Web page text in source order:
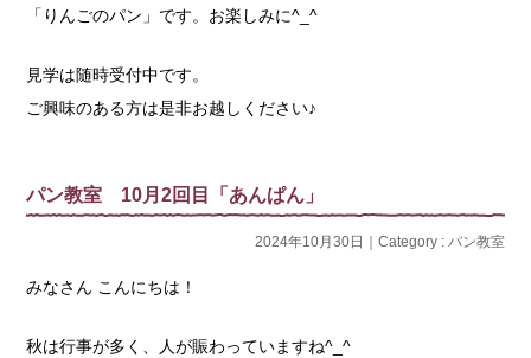
「りんごのパン」です。お楽しみに^_^
見学は随時受付中です。
ご興味のある方は是非お越しください♪
パン教室 10月2回目「あんぱん」
2024年10月30日｜Category : パン教室
みなさん こんにちは！
秋は行事が多く、人が賑わっていますね^_^